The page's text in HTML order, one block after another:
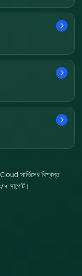
সার্ভিসের বিশ্বস্ত
সাপোর্ট।